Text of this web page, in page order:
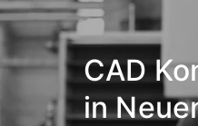
CAD
in